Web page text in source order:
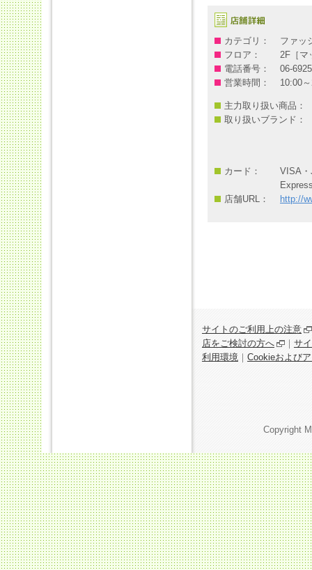
カテゴリ：
ファッ
フロア：
2F［
電話番号：
06-
営業時間：
10:00
主力取り扱い商品：
取り扱いブランド：
カード：
VISA・
店舗URL：
http://
サイトのご利用上の注意
店をご検討の方へ
｜ サ
利用環境 ｜ Cookieおよび
Copyright